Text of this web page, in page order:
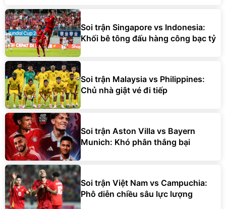
Soi trận Singapore vs Indonesia:
Khối bê tông đấu hàng công bạc tỷ
Soi trận Malaysia vs Philippines:
Chủ nhà giật vé đi tiếp
Soi trận Aston Villa vs Bayern
Munich: Khó phân thắng bại
Soi trận Việt Nam vs Campuchia:
Phô diễn chiều sâu lực lượng